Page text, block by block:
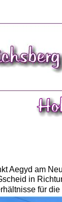
Aegyd am
in
für